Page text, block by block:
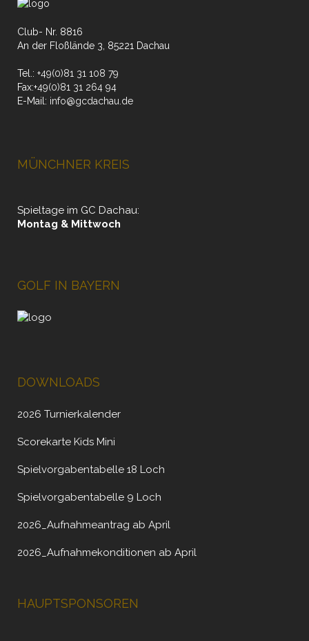
Club- Nr. 8816
An der Floßlände 3, 85221 Dachau
Tel.: +49(0)81 31 108 79
Fax:+49(0)81 31 264 94
E-Mail: info@gcdachau.de
MÜNCHNER KREIS
Spieltage im GC Dachau:
Montag & Mittwoch
GOLF IN BAYERN
DOWNLOADS
2026 Turnierkalender
Scorekarte Kids Mini
Spielvorgabentabelle 18 Loch
Spielvorgabentabelle 9 Loch
2026_Aufnahmeantrag ab April
2026_Aufnahmekonditionen ab April
HAUPTSPONSOREN